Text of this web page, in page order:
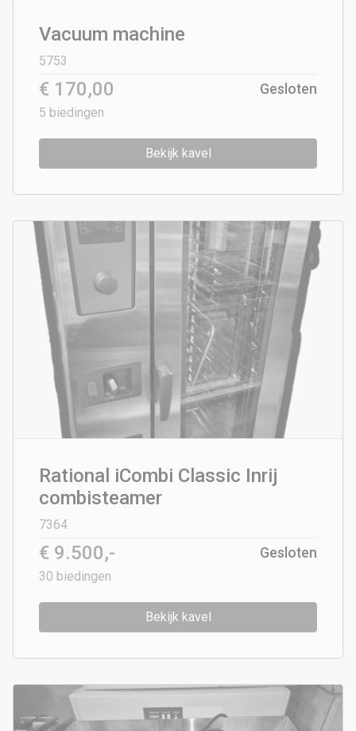
Vacuum machine
5753
€ 170,00
5 biedingen
Gesloten
Bekijk kavel
Rational iCombi Classic Inrij
combisteamer
7364
€ 9.500,-
30 biedingen
Gesloten
Bekijk kavel